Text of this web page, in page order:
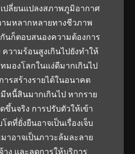
ปลี่ยนแปลงสภาพภูมิอากาศ
มหลากหลายทางชีวภาพ
นก็ตอบสนองความต้องการ
วามร้อนสูงเกินไปยังทำให้
มองโลกในแง่ดีมากเกินไป
ารสร้างรายได้ในอนาคต
หนี้สินมากเกินไป หากราย
ขึ้นจริง การปรับตัวให้เข้า
ตที่ยั่งยืนอาจเป็นเรื่องเจ็บ
าอาจเป็นภาวะล้มละลาย
ง และลดการให้บริการ